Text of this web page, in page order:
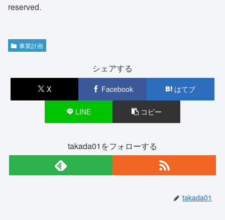
reserved.
事業計画
シェアする
X Facebook はてブ
LINE コピー
takada01をフォローする
takada01